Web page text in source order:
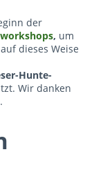
der
, um
dieses Weise
Hunte-
Wir danken